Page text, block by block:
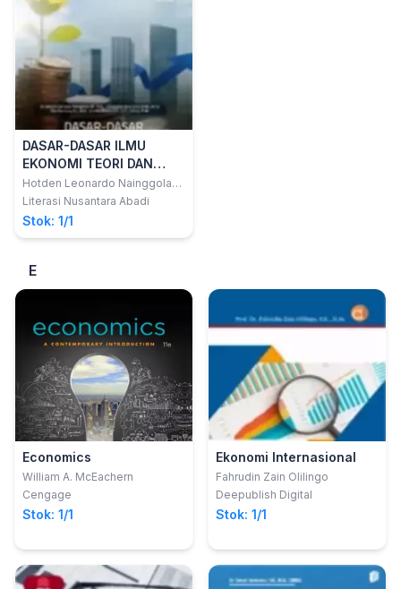
DASAR-DASAR ILMU
EKONOMI TEORI DAN
PRAKTIK DALAM
PENGAMBILAN
KEPUTUSAN EKONOMI
Hotden Leonardo Nainggolan;
dkk
Literasi Nusantara Abadi
Stok: 1/1
E
Economics
William A. McEachern
Cengage
Stok: 1/1
Ekonomi Internasional
Fahrudin Zain Olilingo
Deepublish Digital
Stok: 1/1